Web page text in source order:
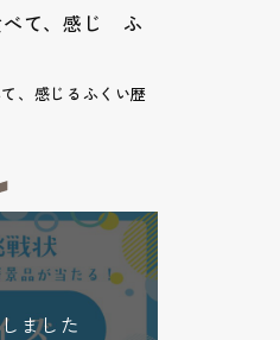
べて、感じ ふ
、感じるふくい歴
ました